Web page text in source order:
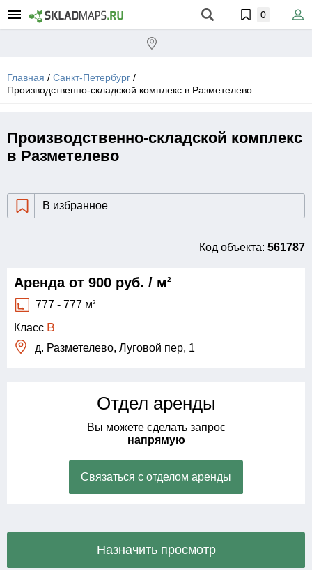
0
Главная / Санкт-Петербург /
Производственно-складской комплекс в Разметелево
Производственно-складской комплекс
в Разметелево
В избранное
Код объекта: 561787
Аренда от 900 руб. / м2
777 - 777 м2
Класс B
д. Разметелево, Луговой пер, 1
Отдел аренды
Вы можете сделать запрос
напрямую
Связаться с отделом аренды
Назначить просмотр